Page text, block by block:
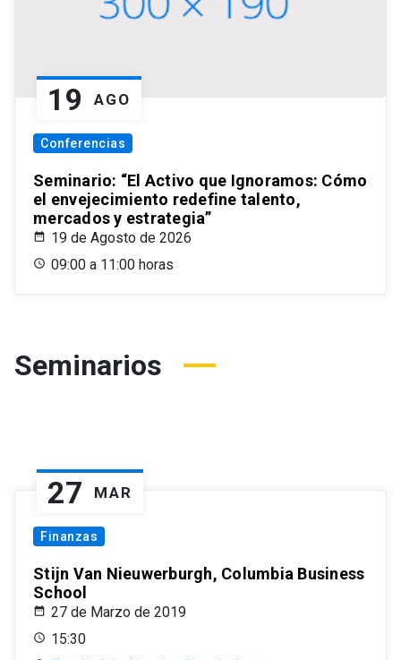
19 AGO
Conferencias
Seminario: “El Activo que Ignoramos: Cómo
el envejecimiento redefine talento,
mercados y estrategia”
19 de Agosto de 2026
09:00 a 11:00 horas
Seminarios
27 MAR
Finanzas
Stijn Van Nieuwerburgh, Columbia Business
School
27 de Marzo de 2019
15:30